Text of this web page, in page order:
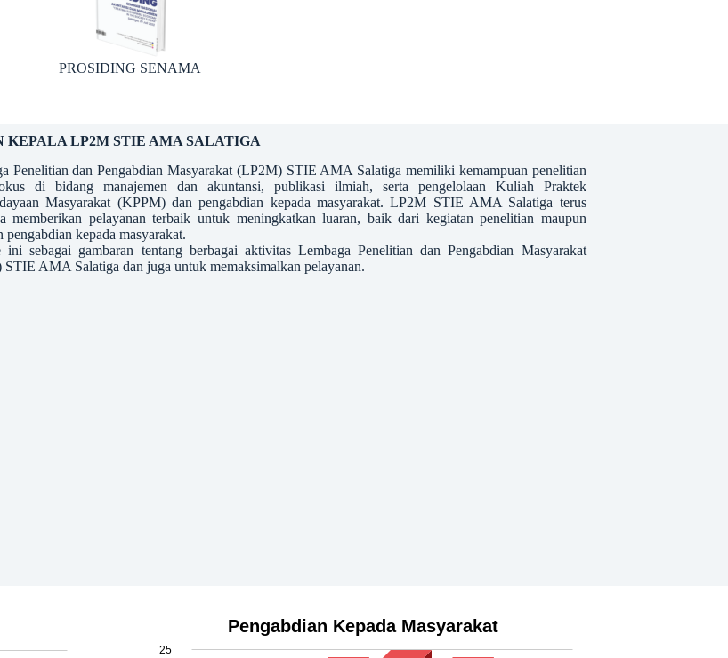
AMONG MAKARTI
KEPALA LP2M STIE AMA SALATIGA
Penelitian dan Pengabdian Masyarakat (LP2M) STIE AMA Salatiga memiliki kemampuan penelitian
di bidang manajemen dan akuntansi, publikasi ilmiah, serta pengelolaan Kuliah Praktek
Masyarakat (KPPM) dan pengabdian kepada masyarakat. LP2M STIE AMA Salatiga terus
memberikan pelayanan terbaik untuk meningkatkan luaran, baik dari kegiatan penelitian maupun
pengabdian kepada masyarakat.
ini sebagai gambaran tentang berbagai aktivitas Lembaga Penelitian dan Pengabdian Masyarakat
AMA Salatiga dan juga untuk memaksimalkan pelayanan.